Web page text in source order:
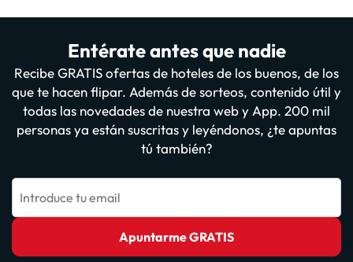
Entérate antes que nadie
Recibe GRATIS ofertas de hoteles de los buenos, de los
que te hacen flipar. Además de sorteos, contenido útil y
todas las novedades de nuestra web y App. 200 mil
personas ya están suscritas y leyéndonos, ¿te apuntas
tú también?
Introduce tu email
Apuntarme GRATIS